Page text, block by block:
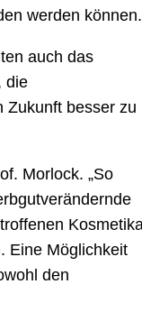
werden können.
auch das
die
Zukunft besser zu
Morlock. „So
Eine Möglichkeit
den